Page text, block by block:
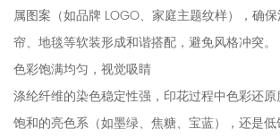
属图案（如品牌 LOGO、家庭主题纹样），确
帘、地毯等软装形成和谐搭配，避免风格冲突。
色彩饱满均匀，视觉吸睛
涤纶纤维的染色稳定性强，印花过程中色彩还
饱和的亮色系（如墨绿、焦糖、宝蓝），还是